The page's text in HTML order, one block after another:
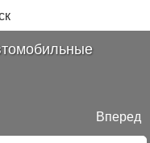
Вперед